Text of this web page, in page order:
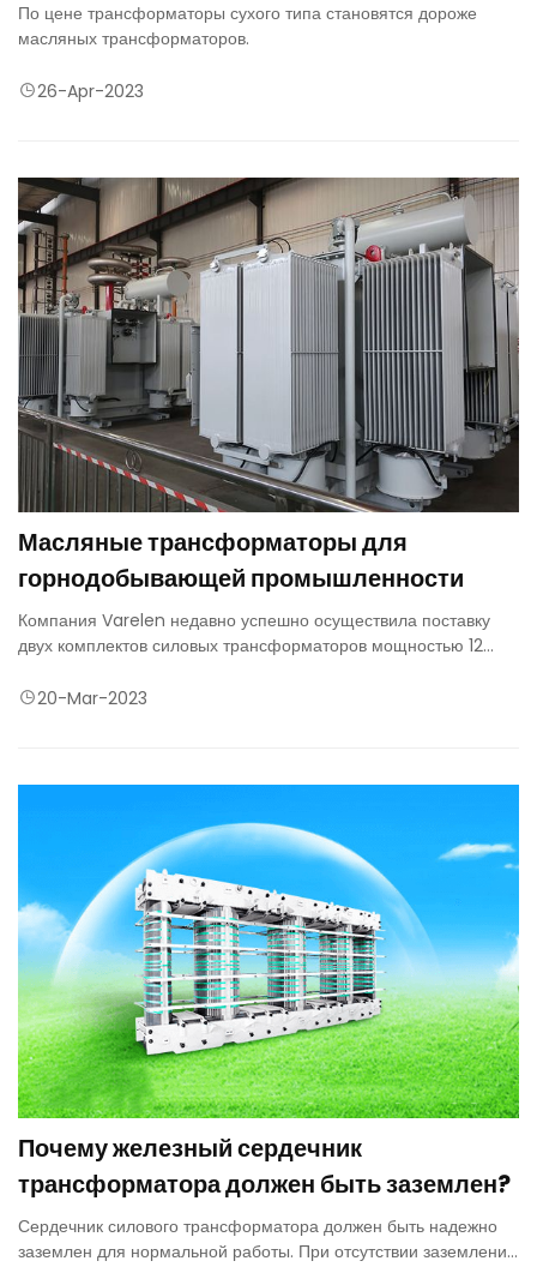
По цене трансформаторы сухого типа становятся дороже
масляных трансформаторов.
26-Apr-2023
Масляные трансформаторы для
горнодобывающей промышленности
Компания Varelen недавно успешно осуществила поставку
двух комплектов силовых трансформаторов мощностью 12
Шахтный масляный трансформатор мощностью 12 МВА - это
20-Mar-2023
Почему железный сердечник
трансформатора должен быть заземлен?
Сердечник силового трансформатора должен быть надежно
заземлен для нормальной работы. При отсутствии заземления